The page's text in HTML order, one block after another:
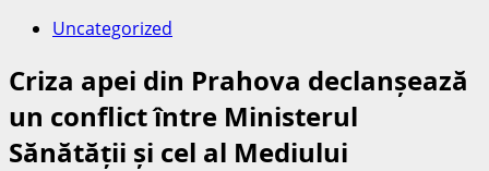
Uncategorized
Criza apei din Prahova declanșează
un conflict între Ministerul
Sănătății și cel al Mediului